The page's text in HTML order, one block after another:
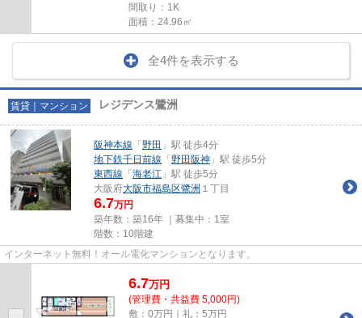
間取り：1K
面積：24.96㎡
全4件を表示する
賃貸｜マンション レジデンス鷺洲
阪神本線 「 野田 」駅 徒歩4分
地下鉄千日前線 「 野田阪神 」駅 徒歩5分
東西線 「 海老江 」駅 徒歩5分
大阪府大阪市福島区鷺洲 １丁目
6.7万円
築年数：築16年 ｜募集中： 1室
階数：10階建
インターネット無料！オール電化マンションとなります。
6.7万円
(管理費・共益費 5,000円)
敷：0万円｜礼：5万円